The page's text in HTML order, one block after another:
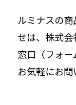
ルミナスの
せは、株式
窓口（フォー
お気軽にお問